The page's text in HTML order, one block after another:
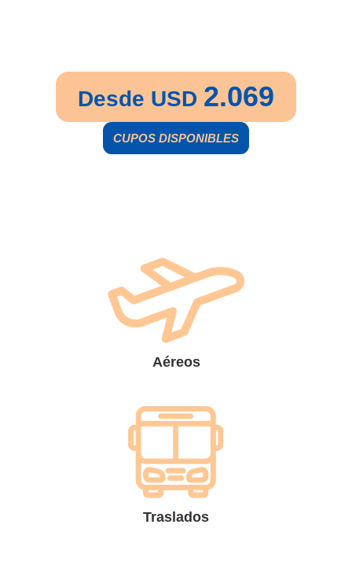
Desde USD 2.069
CUPOS DISPONIBLES
Aéreos
Traslados